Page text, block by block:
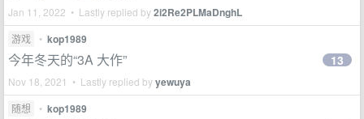
Jan 11, 2022 • Lastly replied by2i2Re2PLMaDnghL
游戏 • kop1989
今年冬天的“3A 大作”
Nov 18, 2021 • Lastly replied byyewuya
13
随想 • kop1989